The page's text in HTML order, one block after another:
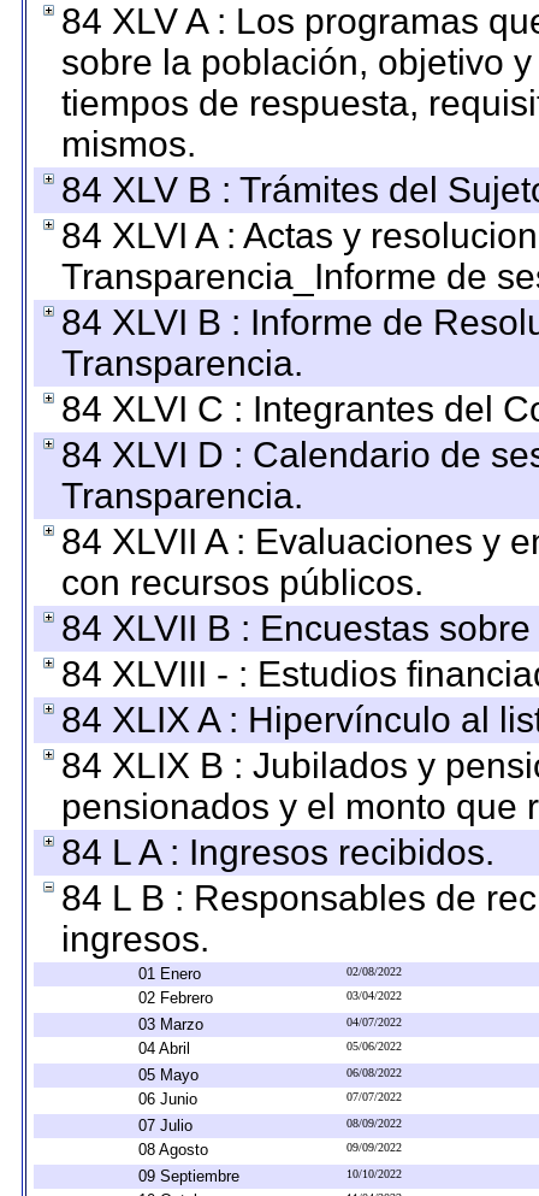
84 XLV A : Los programas
sobre la población, objetivo
tiempos de respuesta,
mismos.
84 XLV B : Trámites del
84 XLVI A : Actas y
Transparencia_Informe de
84 XLVI B : Informe de
Transparencia.
84 XLVI C : Integrantes del
84 XLVI D : Calendario de
Transparencia.
84 XLVII A : Evaluaciones y
con recursos públicos.
84 XLVII B : Encuestas
84 XLVIII - : Estudios
84 XLIX A : Hipervínculo al
84 XLIX B : Jubilados y
pensionados y el monto que
84 L A : Ingresos recibidos.
84 L B : Responsables de
ingresos.
01 Enero 02/08/2022
02 Febrero 03/04/2022
03 Marzo 04/07/2022
04 Abril 05/06/2022
05 Mayo 06/08/2022
06 Junio 07/07/2022
07 Julio 08/09/2022
08 Agosto 09/09/2022
09 Septiembre 10/10/2022